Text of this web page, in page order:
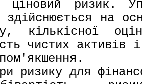
ціновий ризик.
здійснюється на
кількісної
чистих активів
ризику для